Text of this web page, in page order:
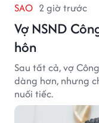
SAO 2 giờ trước
Vợ NSND
hôn
Sau tất cả, vợ
dàng hơn, nhưng
nuối tiếc.